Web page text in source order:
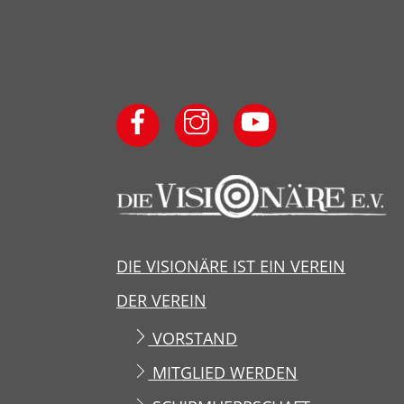
DIE VISIONÄRE IST EIN VEREIN
DER VEREIN
VORSTAND
MITGLIED WERDEN